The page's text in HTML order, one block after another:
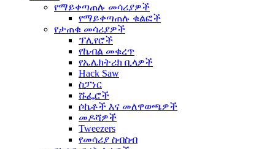
የማይቀጣጠሉ መሳሪያዎች
የማይቀጣጠሉ ቁልፎች
የታጠቁ መሳሪያዎች
ፕሊየሮች
የኬብል መቁረጥ
የኤሌክትሪክ ቢላዎች
Hack Saw
ስፓነር
ሹፌሮች
ሶኬቶች እና መለዋወጫዎች
መዶሻዎች
Tweezers
የመሳሪያ ስብስብ